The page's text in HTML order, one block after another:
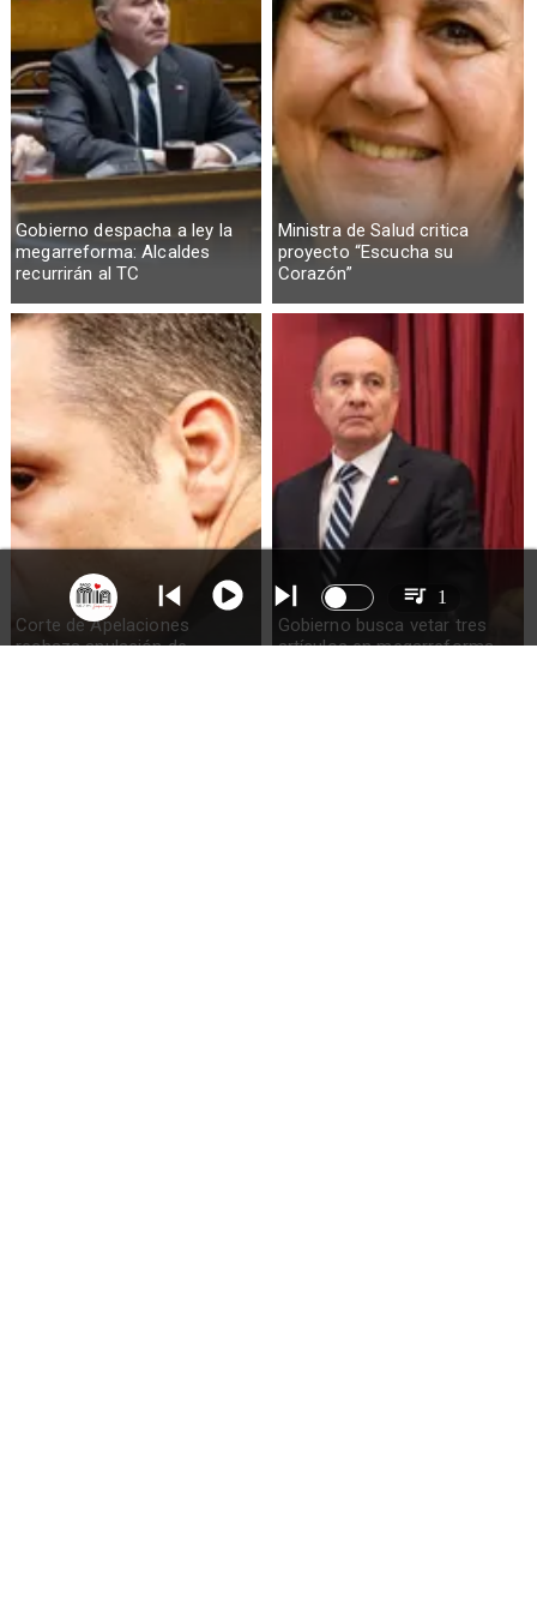
Gobierno despacha a ley la
megarreforma: Alcaldes
recurrirán al TC
Ministra de Salud critica
proyecto “Escucha su
Corazón”
Corte de Apelaciones
rechaza anulación de
Gobierno busca vetar tres
artículos en megarreforma
1